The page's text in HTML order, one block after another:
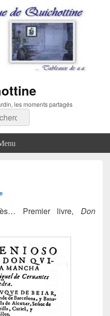
les moments partagés
:
… Premier livre, Don